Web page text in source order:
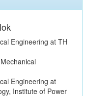
Engineering at TH
Engineering at
Institute of Power